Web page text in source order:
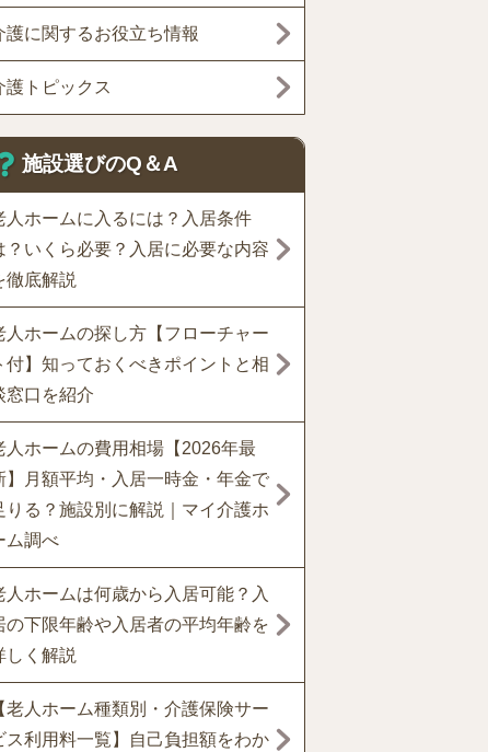
護に関するお役立ち情報
護トピックス
施設選びのQ＆A
人ホームに入るには？入居条件
？いくら必要？入居に必要な内容
徹底解説
人ホームの探し方【フローチャー
付】知っておくべきポイントと相
窓口を紹介
人ホームの費用相場【2026年最
】月額平均・入居一時金・年金で
りる？施設別に解説｜マイ介護ホ
ム調べ
人ホームは何歳から入居可能？入
の下限年齢や入居者の平均年齢を
しく解説
老人ホーム種類別・介護保険サー
ス利用料一覧】自己負担額をわか